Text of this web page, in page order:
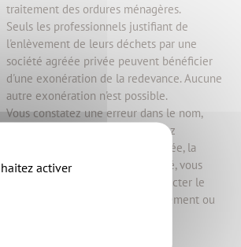
traitement des ordures ménagères.
Seuls les professionnels justifiant de
l'enlèvement de leurs déchets par une
société agréée privée peuvent bénéficier
d'une exonération de la redevance. Aucune
autre exonération n'est possible.
Vous constatez une erreur dans le nom,
l'adresse de facturation, vous avez
déménagé, emménagé cette année, la
famille s'est agrandie ou a changé, vous
n'avez pas reçu de facture : contacter le
service pour signaler tout changement ou
activer